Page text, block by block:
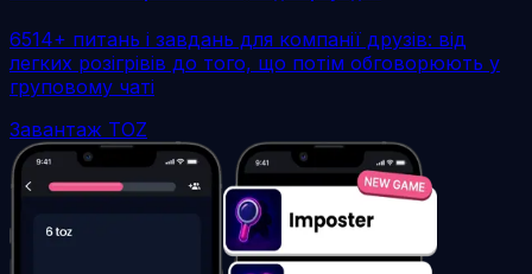
6514+ питань і завдань для компанії друзів: від
легких розігрівів до того, що потім обговорюють у
груповому чаті
Завантаж TOZ